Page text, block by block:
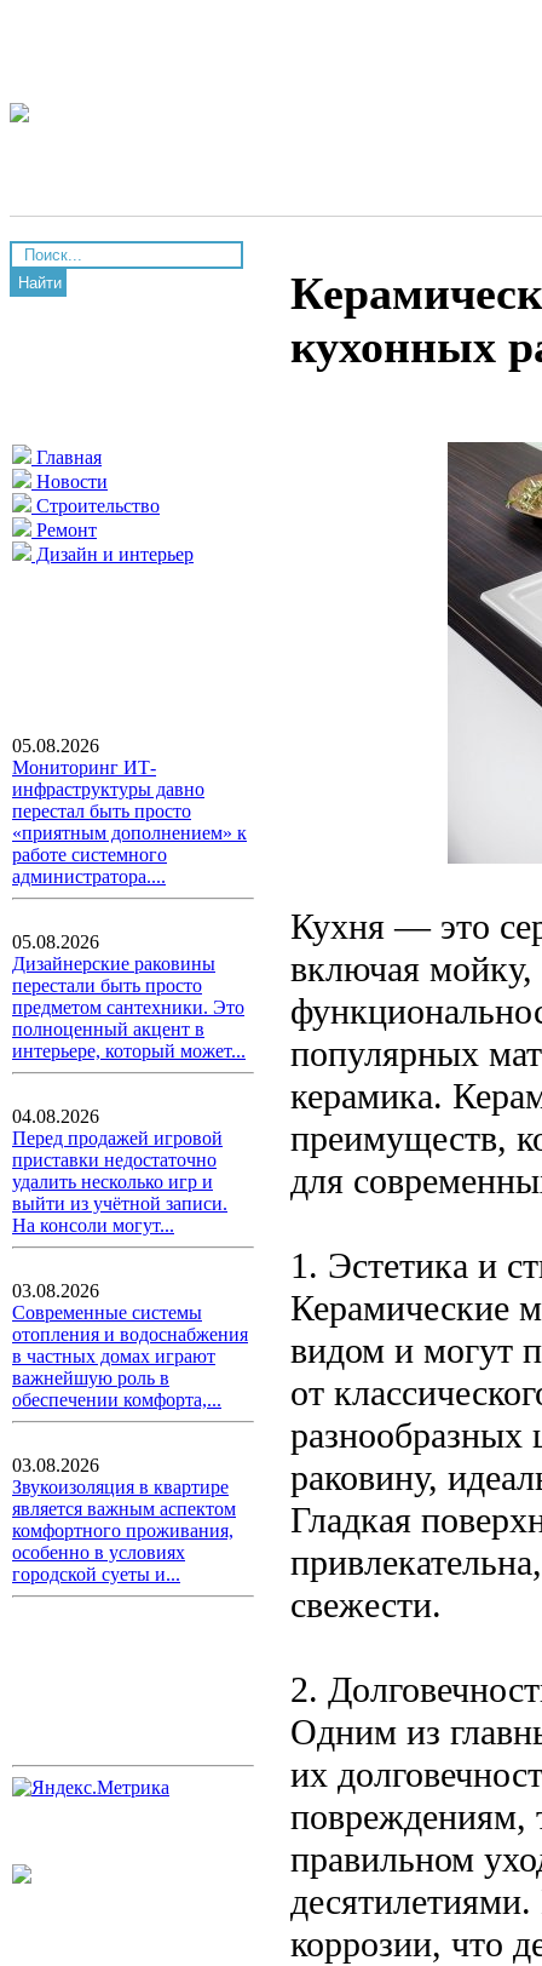
Найти
Главная
Новости
Строительство
Ремонт
Дизайн и интерьер
05.08.2026
Мониторинг ИТ-
инфраструктуры давно
перестал быть просто
«приятным дополнением» к
работе системного
администратора....
05.08.2026
Дизайнерские раковины
перестали быть просто
предметом сантехники. Это
полноценный акцент в
интерьере, который может...
04.08.2026
Перед продажей игровой
приставки недостаточно
удалить несколько игр и
выйти из учётной записи.
На консоли могут...
03.08.2026
Современные системы
отопления и водоснабжения
в частных домах играют
важнейшую роль в
обеспечении комфорта,...
03.08.2026
Звукоизоляция в квартире
является важным аспектом
комфортного проживания,
особенно в условиях
городской суеты и...
кухонных
Кухня — это
включая мойку,
популярных
керамика.
преимуществ,
для
1. Эстетика и
Керамические
видом и могут
от
разнообразных
раковину,
Гладкая
свежести.
2.
Одним из
их
повреждениям,
правильном
коррозии, что